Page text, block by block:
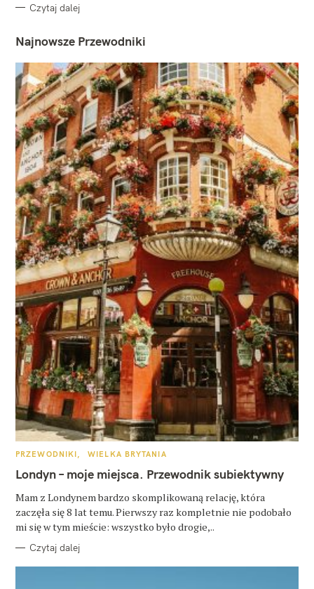
Czytaj dalej
Najnowsze Przewodniki
K
T
E
O
R
I
PRZEWODNIKI WIELKA BRYTANIA
Londyn – moje miejsca. Przewodnik subiektywny
Mam z Londynem bardzo skomplikowaną relację, która
zaczęła się 8 lat temu. Pierwszy raz kompletnie nie podobało
mi się w tym mieście: wszystko było drogie,..
Czytaj dalej